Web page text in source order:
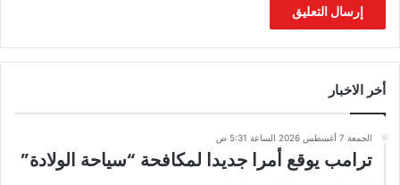
أخر الاخبار
الجمعة 7 أغسطس 2026 الساعة 5:31 ص
ترامب يوقع أمرا جديدا لمكافحة “سياحة الولادة”